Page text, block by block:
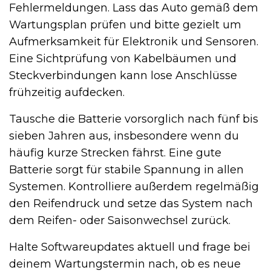
Fehlermeldungen. Lass das Auto gemäß dem
Wartungsplan prüfen und bitte gezielt um
Aufmerksamkeit für Elektronik und Sensoren.
Eine Sichtprüfung von Kabelbäumen und
Steckverbindungen kann lose Anschlüsse
frühzeitig aufdecken.
Tausche die Batterie vorsorglich nach fünf bis
sieben Jahren aus, insbesondere wenn du
häufig kurze Strecken fährst. Eine gute
Batterie sorgt für stabile Spannung in allen
Systemen. Kontrolliere außerdem regelmäßig
den Reifendruck und setze das System nach
dem Reifen- oder Saisonwechsel zurück.
Halte Softwareupdates aktuell und frage bei
deinem Wartungstermin nach, ob es neue